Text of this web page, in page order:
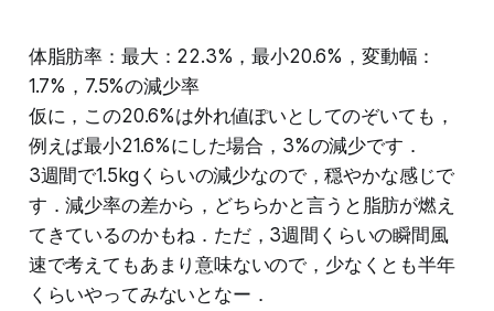
体脂肪率：最大：22.3%，最小20.6%，変動幅：
1.7%，7.5%の減少率
仮に，この20.6%は外れ値ぽいとしてのぞいても，
例えば最小21.6%にした場合，3%の減少です．
3週間で1.5kgくらいの減少なので，穏やかな感じで
す．減少率の差から，どちらかと言うと脂肪が燃え
てきているのかもね．ただ，3週間くらいの瞬間風
速で考えてもあまり意味ないので，少なくとも半年
くらいやってみないとなー．